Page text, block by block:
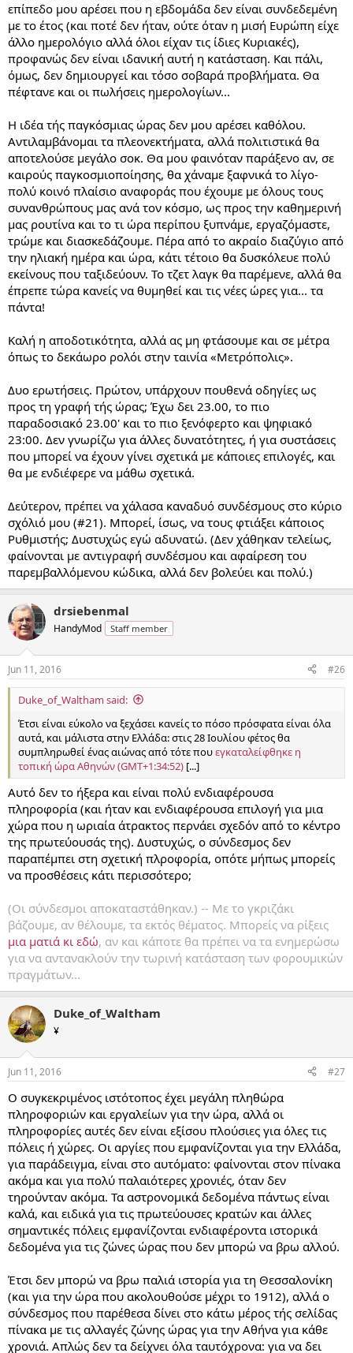
επίπεδο μου αρέσει που η εβδομάδα δεν είναι συνδεδεμένη
με το έτος (και ποτέ δεν ήταν, ούτε όταν η μισή Ευρώπη είχε
άλλο ημερολόγιο αλλά όλοι είχαν τις ίδιες Κυριακές),
προφανώς δεν είναι ιδανική αυτή η κατάσταση. Και πάλι,
όμως, δεν δημιουργεί και τόσο σοβαρά προβλήματα. Θα
πέφτανε και οι πωλήσεις ημερολογίων...
Η ιδέα τής παγκόσμιας ώρας δεν μου αρέσει καθόλου.
Αντιλαμβάνομαι τα πλεονεκτήματα, αλλά πολιτιστικά θα
αποτελούσε μεγάλο σοκ. Θα μου φαινόταν παράξενο αν, σε
καιρούς παγκοσμιοποίησης, θα χάναμε ξαφνικά το λίγο-
πολύ κοινό πλαίσιο αναφοράς που έχουμε με όλους τους
συνανθρώπους μας ανά τον κόσμο, ως προς την καθημερινή
μας ρουτίνα και το τι ώρα περίπου ξυπνάμε, εργαζόμαστε,
τρώμε και διασκεδάζουμε. Πέρα από το ακραίο διαζύγιο από
την ηλιακή ημέρα και ώρα, κάτι τέτοιο θα δυσκόλευε πολύ
εκείνους που ταξιδεύουν. Το τζετ λαγκ θα παρέμενε, αλλά θα
έπρεπε τώρα κανείς να θυμηθεί και τις νέες ώρες για... τα
πάντα!
Καλή η αποδοτικότητα, αλλά ας μη φτάσουμε και σε μέτρα
όπως το δεκάωρο ρολόι στην ταινία «Μετρόπολις».
Δυο ερωτήσεις. Πρώτον, υπάρχουν πουθενά οδηγίες ως
προς τη γραφή τής ώρας; Έχω δει 23.00, το πιο
παραδοσιακό 23.00' και το πιο ξενόφερτο και ψηφιακό
23:00. Δεν γνωρίζω για άλλες δυνατότητες, ή για συστάσεις
που μπορεί να έχουν γίνει σχετικά με κάποιες επιλογές, και
θα με ενδιέφερε να μάθω σχετικά.
Δεύτερον, πρέπει να χάλασα καναδυό συνδέσμους στο κύριο
σχόλιό μου (#21). Μπορεί, ίσως, να τους φτιάξει κάποιος
Ρυθμιστής; Δυστυχώς εγώ αδυνατώ. (Δεν χάθηκαν τελείως,
φαίνονται με αντιγραφή συνδέσμου και αφαίρεση του
παρεμβαλλόμενου κώδικα, αλλά δεν βολεύει και πολύ.)
drsiebenmal
HandyMod Staff member
Jun 11, 2016 #26
Duke_of_Waltham said:
Έτσι είναι εύκολο να ξεχάσει κανείς το πόσο πρόσφατα είναι όλα
αυτά, και μάλιστα στην Ελλάδα: στις 28 Ιουλίου φέτος θα
συμπληρωθεί ένας αιώνας από τότε πουεγκαταλείφθηκε η
τοπική ώρα Αθηνών (GMT+1:34:52) [...]
Αυτό δεν το ήξερα και είναι πολύ ενδιαφέρουσα
πληροφορία (και ήταν και ενδιαφέρουσα επιλογή για μια
χώρα που η ωριαία άτρακτος περνάει σχεδόν από το κέντρο
της πρωτεύουσάς της). Δυστυχώς, ο σύνδεσμος δεν
παραπέμπει στη σχετική πλροφορία, οπότε μήπως μπορείς
να προσθέσεις κάτι περισσότερο;
(Οι σύνδεσμοι αποκαταστάθηκαν.) -- Με το γκριζάκι
βάζουμε, αν θέλουμε, τα εκτός θέματος. Μπορείς να ρίξεις
μια ματιά κι εδώ, αν και κάποτε θα πρέπει να τα ενημερώσω
για να αντανακλούν την τωρινή κατάσταση των φορουμικών
πραγμάτων...
Duke_of_Waltham
¥
Jun 11, 2016 #27
Ο συγκεκριμένος ιστότοπος έχει μεγάλη πληθώρα
πληροφοριών και εργαλείων για την ώρα, αλλά οι
πληροφορίες αυτές δεν είναι εξίσου πλούσιες για όλες τις
πόλεις ή χώρες. Oι αργίες που εμφανίζονται για την Ελλάδα,
για παράδειγμα, είναι στο αυτόματο: φαίνονται στον πίνακα
ακόμα και για πολύ παλαιότερες χρονιές, όταν δεν
τηρούνταν ακόμα. Τα αστρονομικά δεδομένα πάντως είναι
καλά, και ειδικά για τις πρωτεύουσες κρατών και άλλες
σημαντικές πόλεις εμφανίζονται ενδιαφέροντα ιστορικά
δεδομένα για τις ζώνες ώρας που δεν μπορώ να βρω αλλού.
Έτσι δεν μπορώ να βρω παλιά ιστορία για τη Θεσσαλονίκη
(και για την ώρα που ακολουθούσε μέχρι το 1912), αλλά ο
σύνδεσμος που παρέθεσα δίνει στο κάτω μέρος τής σελίδας
πίνακα με τις αλλαγές ζώνης ώρας για την Αθήνα για κάθε
χρονιά. Απλώς δεν τα δείχνει όλα ταυτόχρονα: για να δει